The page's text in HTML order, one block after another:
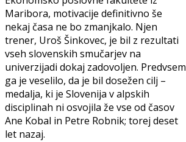
Maribora, motivacije definitivno še
nekaj časa ne bo zmanjkalo. Njen
trener, Uroš Šinkovec, je bil z rezultati
vseh slovenskih smučarjev na
univerzijadi dokaj zadovoljen. Predvsem
ga je veselilo, da je bil dosežen cilj –
medalja, ki je Slovenija v alpskih
disciplinah ni osvojila že vse od časov
Ane Kobal in Petre Robnik; torej deset
let nazaj.